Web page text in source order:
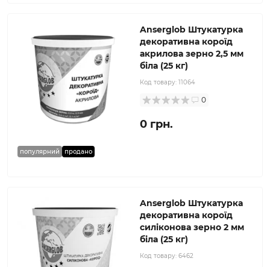
популярний продано
Anserglob Штукатурка
декоративна короїд
акрилова зерно 2,5 мм
біла (25 кг)
Код товару: 11064
0
0 грн.
Anserglob Штукатурка
декоративна короїд
силіконова зерно 2 мм
біла (25 кг)
Код товару: 6462